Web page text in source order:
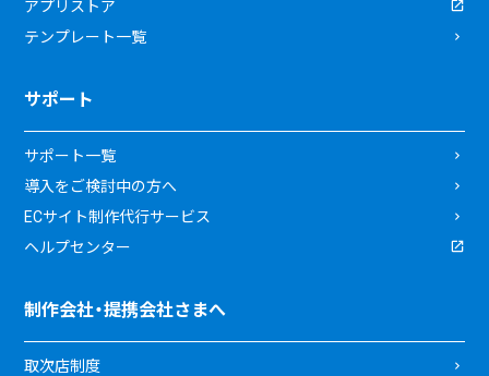
アプリストア
テンプレート一覧
サポート
サポート一覧
導入をご検討中の方へ
ECサイト制作代行サービス
ヘルプセンター
制作会社・提携会社さまへ
取次店制度